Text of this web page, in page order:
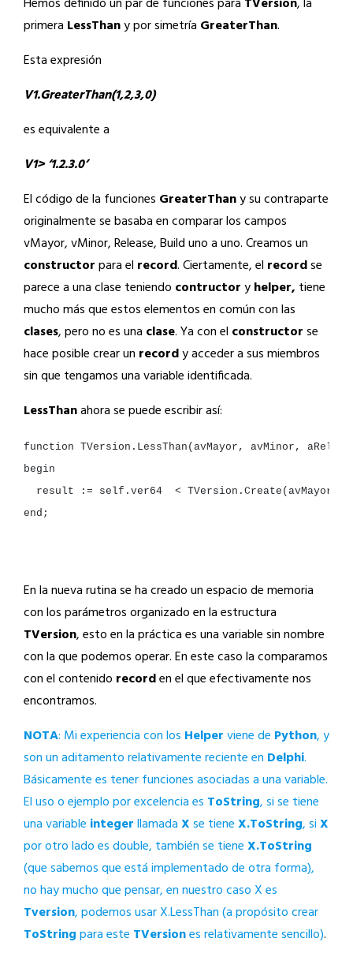
primera LessThany por simetría GreaterThan.
Esta expresión
V1.GreaterThan(1,2,3,0)
es equivalente a
V1> ‘1.2.3.0’
El código de la funciones GreaterThany su contraparte
originalmente se basaba en comparar los campos
vMayor, vMinor, Release, Build uno a uno. Creamos un
constructorpara el record. Ciertamente, el recordse
parece a una clase teniendo contructoryhelper, tiene
mucho más que estos elementos en común con las
clases, pero no es una clase. Ya con el constructorse
hace posible crear un recordy acceder a sus miembros
sin que tengamos una variable identificada.
LessThanahora se puede escribir así:
function TVersion.LessThan(avMayor, avMinor,
result
:= self.ver64 < TVersion.Create(avMayor,
end ;
En la nueva rutina se ha creado un espacio de memoria
con los parámetros organizado en la estructura
TVersion, esto en la práctica es una variable sin nombre
con la que podemos operar. En este caso la comparamos
con el contenido recorden el que efectivamente nos
encontramos.
NOTA: Mi experiencia con los Helperviene de Python, y
son un aditamento relativamente reciente en Delphi.
Básicamente es tener funciones asociadas a una variable.
El uso o ejemplo por excelencia es ToString, si se tiene
una variable integerllamadaXse tieneX.ToString, siX
por otro lado es double, también se tieneX.ToString
(que sabemos que está implementado de otra forma),
no hay mucho que pensar, en nuestro caso X es
Tversion, podemos usar X.LessThan(a propósito crear
ToStringpara este TVersiones relativamente sencillo).